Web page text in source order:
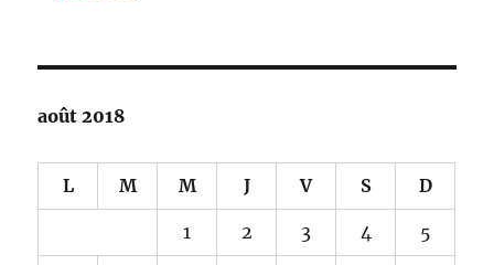
août 2018
L M M J V S D
1 2 3 4 5